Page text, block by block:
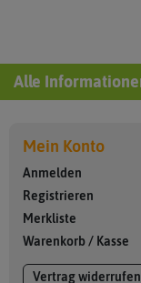
Alle
Mein Konto
Anmelden
Registrieren
Merkliste
Warenkorb/ Kasse
Vertrag widerrufen